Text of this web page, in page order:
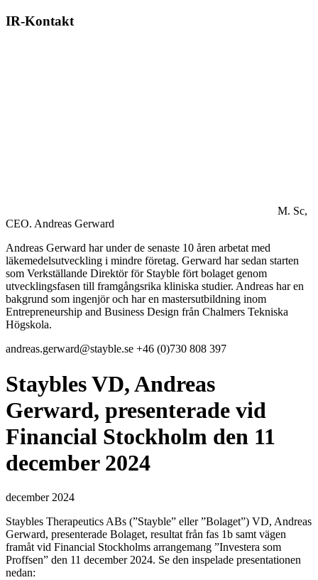
IR-Kontakt
M. Sc,
CEO. Andreas Gerward
Andreas Gerward har under de senaste 10 åren arbetat med
läkemedelsutveckling i mindre företag. Gerward har sedan starten
som Verkställande Direktör för Stayble fört bolaget genom
utvecklingsfasen till framgångsrika kliniska studier. Andreas har en
bakgrund som ingenjör och har en mastersutbildning inom
Entrepreneurship and Business Design från Chalmers Tekniska
Högskola.
andreas.gerward@stayble.se +46 (0)730 808 397
Staybles VD, Andreas
Gerward, presenterade vid
Financial Stockholm den 11
december 2024
december 2024
Staybles Therapeutics ABs (”Stayble” eller ”Bolaget”) VD, Andreas
Gerward, presenterade Bolaget, resultat från fas 1b samt vägen
framåt vid Financial Stockholms arrangemang ”Investera som
Proffsen” den 11 december 2024. Se den inspelade presentationen
nedan: